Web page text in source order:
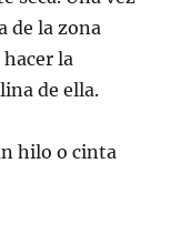
de la zona
la
de ella.
hilo o cinta